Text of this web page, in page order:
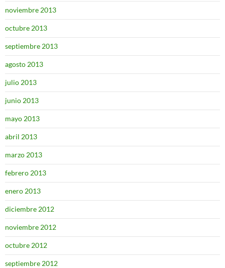
noviembre 2013
octubre 2013
septiembre 2013
agosto 2013
julio 2013
junio 2013
mayo 2013
abril 2013
marzo 2013
febrero 2013
enero 2013
diciembre 2012
noviembre 2012
octubre 2012
septiembre 2012